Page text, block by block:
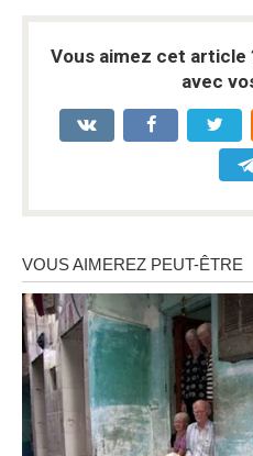
Vous aimez cet article
avec